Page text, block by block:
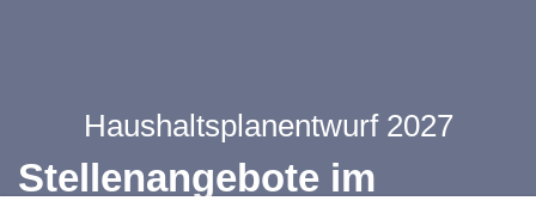
Haushaltsplanentwurf 2027
Stellenangebote im